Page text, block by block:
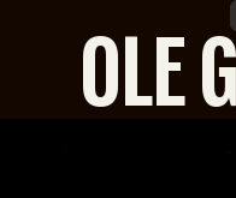
OLE